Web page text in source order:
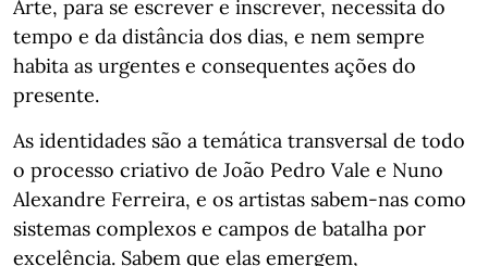
Arte, para se escrever e inscrever, necessita do
tempo e da distância dos dias, e nem sempre
habita as urgentes e consequentes ações do
presente.
As identidades são a temática transversal de todo
o processo criativo de João Pedro Vale e Nuno
Alexandre Ferreira, e os artistas sabem-nas como
sistemas complexos e campos de batalha por
excelência. Sabem que elas emergem,